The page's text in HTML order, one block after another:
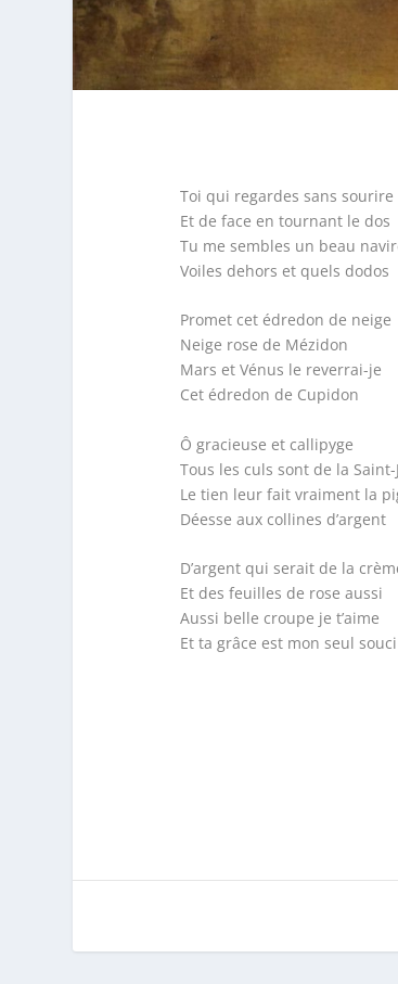
Toi qui regardes sans sourire
Et de face en tournant le dos
Tu me sembles un beau
Voiles dehors et quels dodos
Promet cet édredon de neige
Neige rose de Mézidon
Mars et Vénus le reverrai-je
Cet édredon de Cupidon
Ô gracieuse et callipyge
Tous les culs sont de la Saint-
Le tien leur fait vraiment la
Déesse aux collines d’argent
D’argent qui serait de la
Et des feuilles de rose aussi
Aussi belle croupe je t’aime
Et ta grâce est mon seul souci